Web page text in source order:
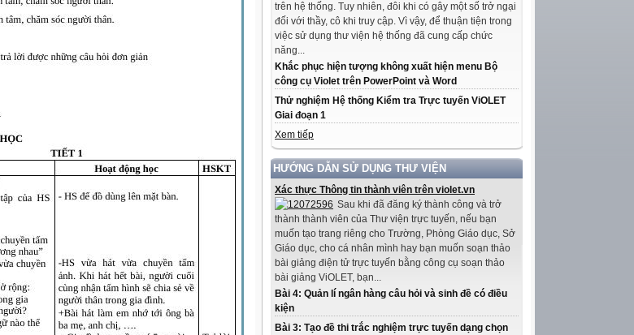
trên hệ thống. Tuy nhiên, đôi khi có gây một số trở ngại
đối với thầy, cô khi truy cập. Vì vậy, để thuận tiện trong
việc sử dụng thư viện hệ thống đã cung cấp chức
năng...
Khắc phục hiện tượng không xuất hiện menu Bộ
công cụ Violet trên PowerPoint và Word
Thử nghiệm Hệ thống Kiểm tra Trực tuyến ViOLET
Giai đoạn 1
Xem tiếp
HƯỚNG DẪN SỬ DỤNG THƯ VIỆN
Xác thực Thông tin thành viên trên violet.vn
Sau khi đã đăng ký thành công và trở
thành thành viên của Thư viện trực tuyến, nếu bạn
muốn tạo trang riêng cho Trường, Phòng Giáo dục, Sở
Giáo dục, cho cá nhân mình hay bạn muốn soạn thảo
bài giảng điện tử trực tuyến bằng công cụ soạn thảo
bài giảng ViOLET, bạn...
Bài 4: Quản lí ngân hàng câu hỏi và sinh đề có điều
kiện
Bài 3: Tạo đề thi trắc nghiệm trực tuyến dạng chọn